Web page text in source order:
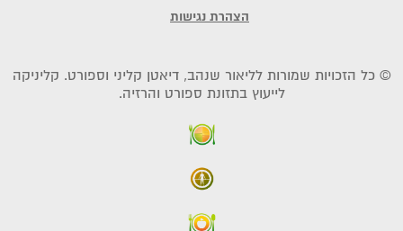
© כל הזכויות שמורות לליאור שנהב, דיאטן קליני וספורט. קליניקה
לייעוץ בתזונת ספורט והרזיה.
הצהרת נגישות